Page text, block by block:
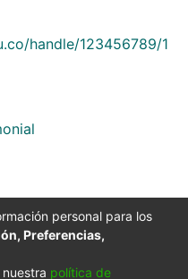
handle/123456789/1
personal para los
Preferencias,
política de